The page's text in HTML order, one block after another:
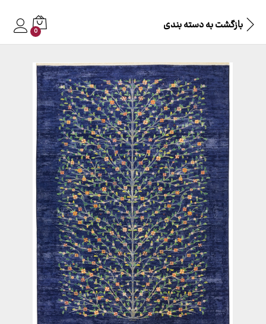
بازگشت بهدسته بندی 0